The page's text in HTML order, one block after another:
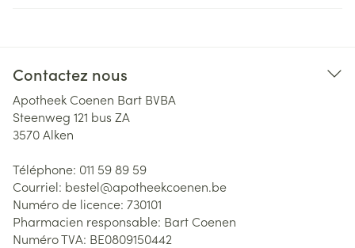
Contactez nous
Apotheek Coenen Bart BVBA
Steenweg 121 bus ZA
3570Alken
Téléphone: 011 59 89 59
Courriel: bestel@apotheekcoenen.be
Numéro de licence: 730101
Pharmacien responsable: Bart Coenen
Numéro TVA: BE0809150442